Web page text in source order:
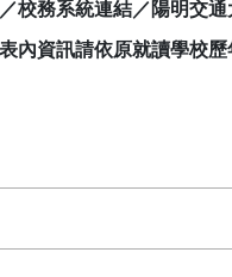
／校務系統連結／陽明交
內資訊請依原就讀學校